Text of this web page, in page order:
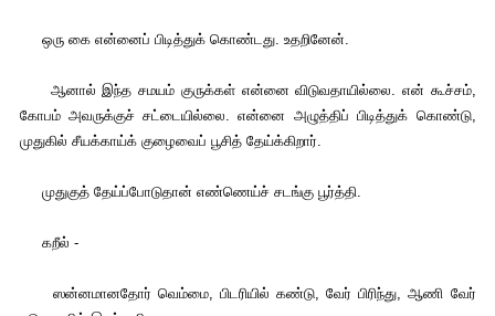
ஒரு கை என்னைப் பிடித்துக் கொண்டது. உதறினேன்.
ஆனால் இந்த சமயம் குருக்கள் என்னை விடுவதாயில்லை. என் கூச்சம்,
கோபம் அவருக்குச் சட்டையில்லை. என்னை அழுத்திப் பிடித்துக் கொண்டு,
முதுகில் சீயக்காய்க் குழைவைப் பூசித் தேய்க்கிறார்.
முதுகுத் தேய்ப்போடுதான் எண்ணெய்ச் சடங்கு பூர்த்தி.
கறீல் -
ஸன்னமானதோர் வெம்மை, பிடரியில் கண்டு, வேர் பிரிந்து, ஆணி வேர்